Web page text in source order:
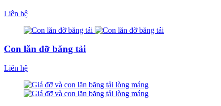
Liên hệ
Con lăn đỡ băng tải
Liên hệ